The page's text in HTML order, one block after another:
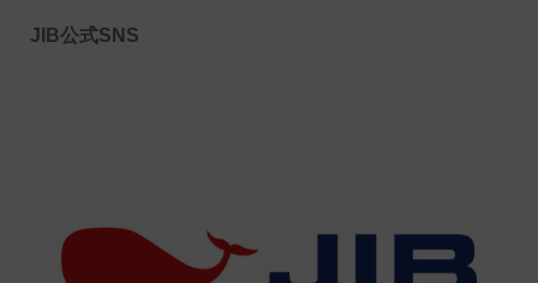
JIB公式SNS